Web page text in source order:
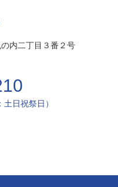
内二丁目３番２号
日祝祭日）